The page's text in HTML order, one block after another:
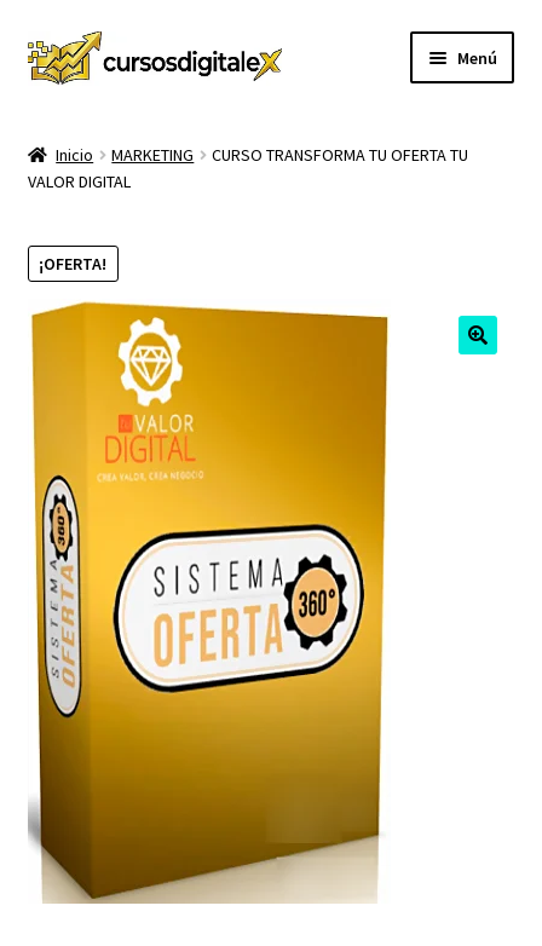
Ir
a
Ir
al
Menú
TIENDA
CURSOS
hijo
MEMBRESIA
MI CUENTA
CARRITO
CONTACTO
Inicio MARKETING
CURSO TRANSFORMA TU OFERTA TU
VALOR DIGITAL
¡OFERTA!